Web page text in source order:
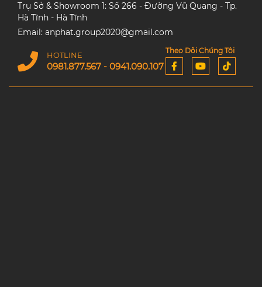
Trụ Sở & Showroom 1: Số 266 - Đường Vũ Quang - Tp.
Hà Tĩnh - Hà Tĩnh
Email: anphat.group2020@gmail.com
HOTLINE
0981.877.567 - 0941.090.107
Theo Dõi Chúng Tôi